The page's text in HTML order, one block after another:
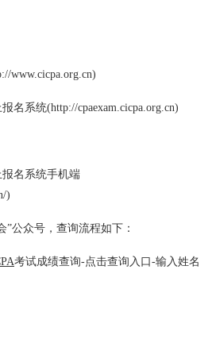
www.cicpa.org.cn)
名系统(http://cpaexam.cicpa.org.cn)
名系统手机端
)
”公众号，查询流程如下：
考试成绩查询-点击查询入口-输入姓名